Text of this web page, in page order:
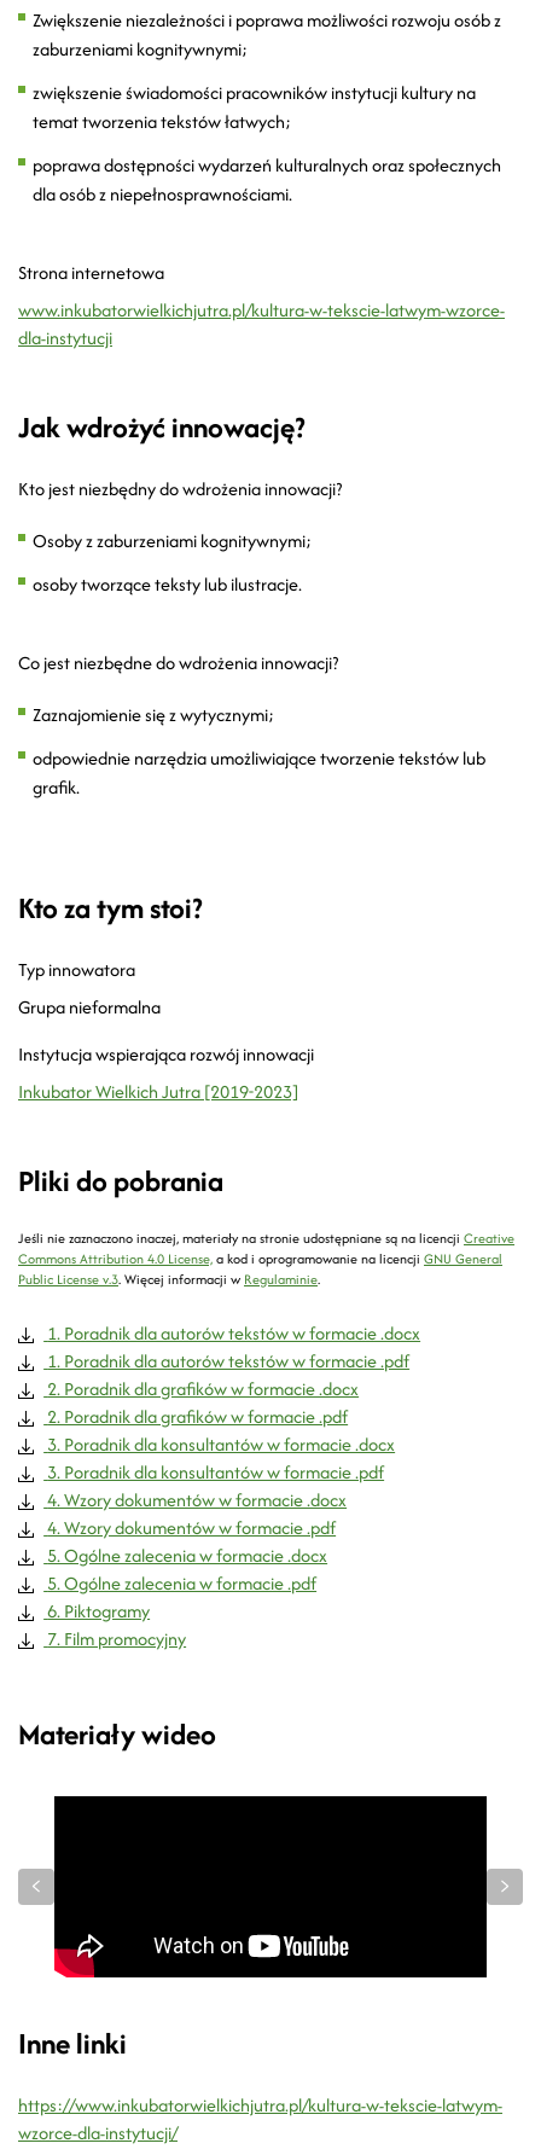
Zwiększenie niezależności i poprawa możliwości rozwoju osób z
zaburzeniami kognitywnymi;
zwiększenie świadomości pracowników instytucji kultury na
temat tworzenia tekstów łatwych;
poprawa dostępności wydarzeń kulturalnych oraz społecznych
dla osób z niepełnosprawnościami.
Strona internetowa
www.inkubatorwielkichjutra.pl/kultura-w-tekscie-latwym-wzorce-
dla-instytucji
Jak wdrożyć innowację?
Kto jest niezbędny do wdrożenia innowacji?
Osoby z zaburzeniami kognitywnymi;
osoby tworzące teksty lub ilustracje.
Co jest niezbędne do wdrożenia innowacji?
Zaznajomienie się z wytycznymi;
odpowiednie narzędzia umożliwiające tworzenie tekstów lub
grafik.
Kto za tym stoi?
Typ innowatora
Grupa nieformalna
Instytucja wspierająca rozwój innowacji
Inkubator Wielkich Jutra [2019-2023]
Pliki do pobrania
Jeśli nie zaznaczono inaczej, materiały na stronie udostępniane są na licencji Creative
Commons Attribution 4.0 License,a kod i oprogramowanie na licencji GNU General
Public License v.3.Więcej informacji w Regulaminie.
1. Poradnik dla autorów tekstów w formacie .docx
1. Poradnik dla autorów tekstów w formacie .pdf
2. Poradnik dla grafików w formacie .docx
2. Poradnik dla grafików w formacie .pdf
3. Poradnik dla konsultantów w formacie .docx
3. Poradnik dla konsultantów w formacie .pdf
4. Wzory dokumentów w formacie .docx
4. Wzory dokumentów w formacie .pdf
5. Ogólne zalecenia w formacie .docx
5. Ogólne zalecenia w formacie .pdf
6. Piktogramy
7. Film promocyjny
Materiały wideo
Inne linki
https://www.inkubatorwielkichjutra.pl/kultura-w-tekscie-latwym-
wzorce-dla-instytucji/